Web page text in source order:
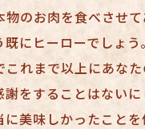
のお肉を食べさせ
にヒーローでしょう。
れまで以上にあな
をすることはない
美味しかったこと